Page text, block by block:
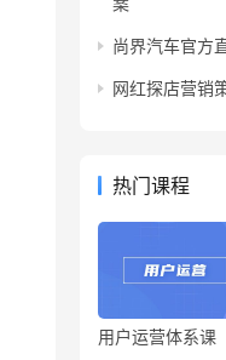
尚界汽车官方
网红探店营销
热门课程
用户运营体系课